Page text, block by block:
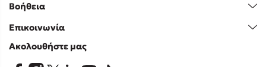
Βοήθεια
Επικοινωνία
Ακολουθήστε μας